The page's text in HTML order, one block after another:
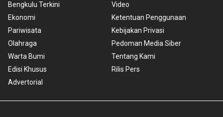
Bengkulu Terkini
Ekonomi
Pariwisata
Olahraga
Warta Bumi
Edisi Khusus
Advertorial
Video
Ketentuan Penggunaan
Kebijakan Privasi
Pedoman Media Siber
Tentang Kami
Rilis Pers